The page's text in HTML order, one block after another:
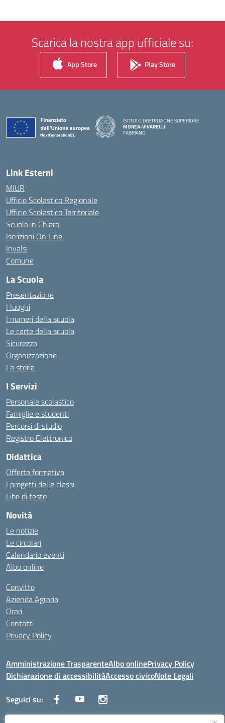
Scarica la nostra app ufficiale su:
App Store Play Store
ISTITUTO DI ISTRUZIONE SUPERIORE
MOREA-VIVARELLI
FABRIANO
Link Esterni
MIUR
Ufficio Scolastico Regionale
Ufficio Scolastico Territoriale
Scuola in Chiaro
Iscrizioni On Line
Invalsi
Comune
La Scuola
Presentazione
I luoghi
I numeri della scuola
Le carte della scuola
Sicurezza
Organizzazione
La storia
I Servizi
Personale scolastico
Famiglie e studenti
Percorsi di studio
Registro Elettronico
Didattica
Offerta formativa
I progetti delle classi
Libri di testo
Novità
Le notizie
Le circolari
Calendario eventi
Albo online
Convitto
Azienda Agraria
Orari
Contatti
Privacy Policy
Amministrazione TrasparenteAlbo onlinePrivacy Policy
Dichiarazione di accessibilitàAccesso civicoNote Legali
Seguici su: